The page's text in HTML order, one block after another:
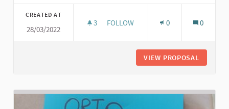
CREATED AT
28/03/2022
3 3 FOLLOWERS
FOLLOW 0 0
VIEW PROPOSAL